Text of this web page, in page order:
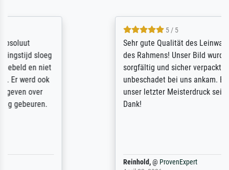
Sehr gute Qualität des Leinwanddrucks und
des Rahmens! Unser Bild wurde sehr
sorgfältig und sicher verpackt, so dass es
unbeschadet bei uns ankam. Es wird nicht
unser letzter Meisterdruck sein. Vielen
Dank!